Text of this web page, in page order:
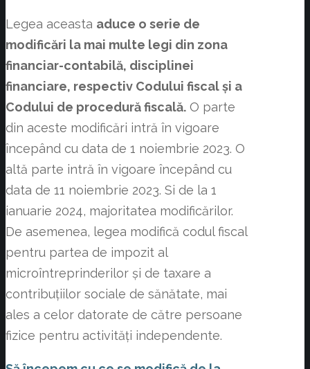
Legea aceasta aduce o serie de
modificări la mai multe legi din zona
financiar-contabilă, disciplinei
financiare, respectiv Codului fiscal și a
Codului de procedură fiscală. O parte
din aceste modificări intră în vigoare
începând cu data de 1 noiembrie 2023. O
altă parte intră în vigoare începând cu
data de 11 noiembrie 2023. Si de la 1
ianuarie 2024, majoritatea modificărilor.
De asemenea, legea modifică codul fiscal
pentru partea de impozit al
microîntreprinderilor și de taxare a
contribuțiilor sociale de sănătate, mai
ales a celor datorate de către persoane
fizice pentru activități independente.